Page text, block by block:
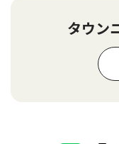
タウン